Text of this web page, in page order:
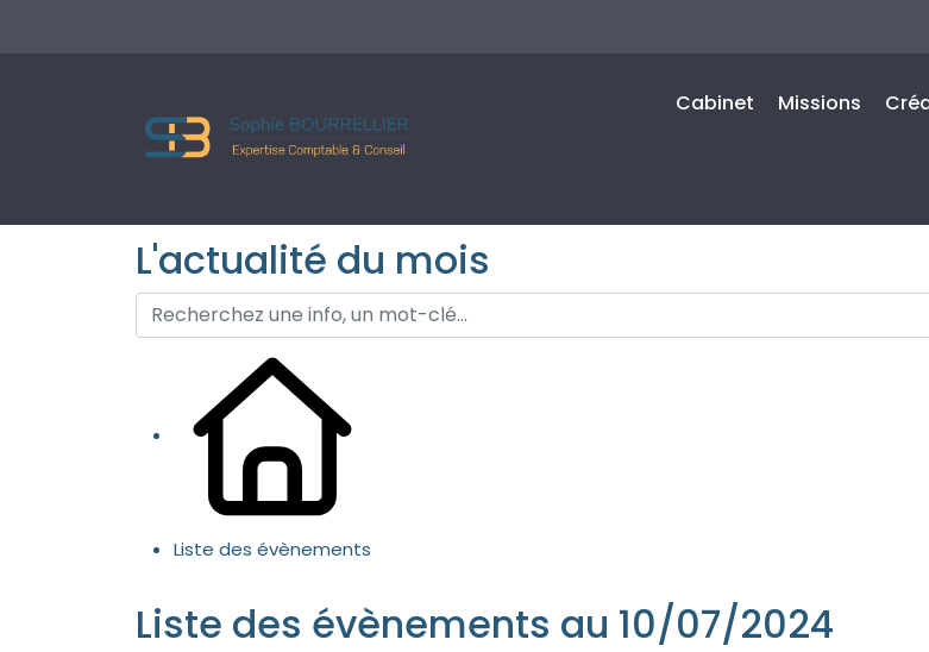
Cabinet Missions
L'actualité du mois
Liste des évènements
Liste des évènements au 10/07/2024